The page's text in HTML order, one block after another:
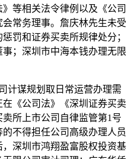
等相关法令律例以及《公司
常务理事。詹庆林先生未受
罚和证券买卖所规律处分；
；深圳市中海本钱办理无限
谋规划取日常运营办理需
《公司法》《深圳证券买卖
所上市公司自律监管第1号
不得担任公司高级办理人员
深圳市鸿翔盈富股权投资基